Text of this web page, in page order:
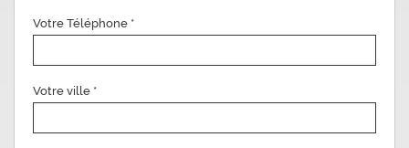
Votre Téléphone *
Votre ville *